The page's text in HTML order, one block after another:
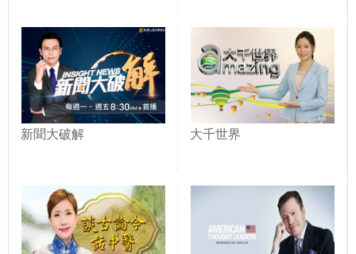
新聞大破解 大千世界